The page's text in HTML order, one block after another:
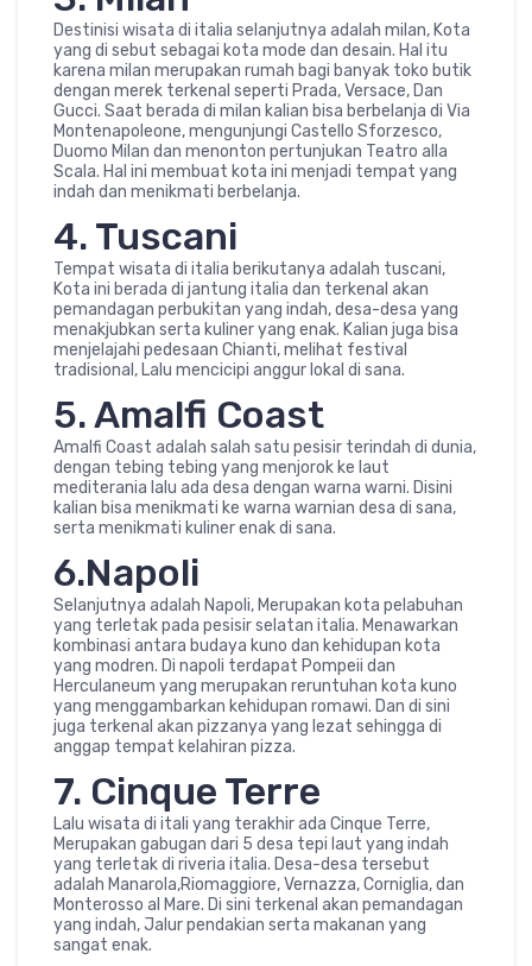
Destinisi wisata di italia selanjutnya adalah milan, Kota
yang di sebut sebagai kota mode dan desain. Hal itu
karena milan merupakan rumah bagi banyak toko butik
dengan merek terkenal seperti Prada, Versace, Dan
Gucci. Saat berada di milan kalian bisa berbelanja di Via
Montenapoleone, mengunjungi Castello Sforzesco,
Duomo Milan dan menonton pertunjukan Teatro alla
Scala. Hal ini membuat kota ini menjadi tempat yang
indah dan menikmati berbelanja.
4. Tuscani
Tempat wisata di italia berikutanya adalah tuscani,
Kota ini berada di jantung italia dan terkenal akan
pemandagan perbukitan yang indah, desa-desa yang
menakjubkan serta kuliner yang enak. Kalian juga bisa
menjelajahi pedesaan Chianti, melihat festival
tradisional, Lalu mencicipi anggur lokal di sana.
5. Amalfi Coast
Amalfi Coast adalah salah satu pesisir terindah di dunia,
dengan tebing tebing yang menjorok ke laut
mediterania lalu ada desa dengan warna warni. Disini
kalian bisa menikmati ke warna warnian desa di sana,
serta menikmati kuliner enak di sana.
6.Napoli
Selanjutnya adalah Napoli, Merupakan kota pelabuhan
yang terletak pada pesisir selatan italia. Menawarkan
kombinasi antara budaya kuno dan kehidupan kota
yang modren. Di napoli terdapat Pompeii dan
Herculaneum yang merupakan reruntuhan kota kuno
yang menggambarkan kehidupan romawi. Dan di sini
juga terkenal akan pizzanya yang lezat sehingga di
anggap tempat kelahiran pizza.
7. Cinque Terre
Lalu wisata di itali yang terakhir ada Cinque Terre,
Merupakan gabugan dari 5 desa tepi laut yang indah
yang terletak di riveria italia. Desa-desa tersebut
adalah Manarola,Riomaggiore, Vernazza, Corniglia, dan
Monterosso al Mare. Di sini terkenal akan pemandagan
yang indah, Jalur pendakian serta makanan yang
sangat enak.